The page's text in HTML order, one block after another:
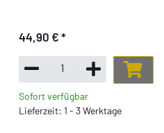
44,90 € *
Sofort verfügbar
Lieferzeit: 1 - 3 Werktage